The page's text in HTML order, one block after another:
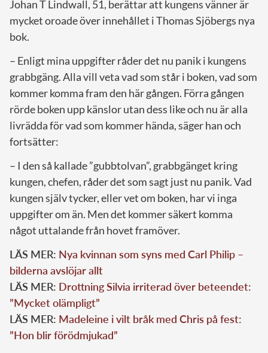
Johan T Lindwall, 51, berättar att kungens vänner är
mycket oroade över innehållet i Thomas Sjöbergs nya
bok.
– Enligt mina uppgifter råder det nu panik i kungens
grabbgäng. Alla vill veta vad som står i boken, vad som
kommer komma fram den här gången. Förra gången
rörde boken upp känslor utan dess like och nu är alla
livrädda för vad som kommer hända, säger han och
fortsätter:
– I den så kallade ”gubbtolvan”, grabbgänget kring
kungen, chefen, råder det som sagt just nu panik. Vad
kungen själv tycker, eller vet om boken, har vi inga
uppgifter om än. Men det kommer säkert komma
något uttalande från hovet framöver.
LÄS MER: Nya kvinnan som syns med Carl Philip –
bilderna avslöjar allt
LÄS MER: Drottning Silvia irriterad över beteendet:
”Mycket olämpligt”
LÄS MER: Madeleine i vilt bråk med Chris på fest:
”Hon blir förödmjukad”